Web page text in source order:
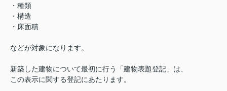
・種類
・構造
・床面積
などが対象になります。
新築した建物について最初に行う「建物表題登記」は、
この表示に関する登記にあたります。